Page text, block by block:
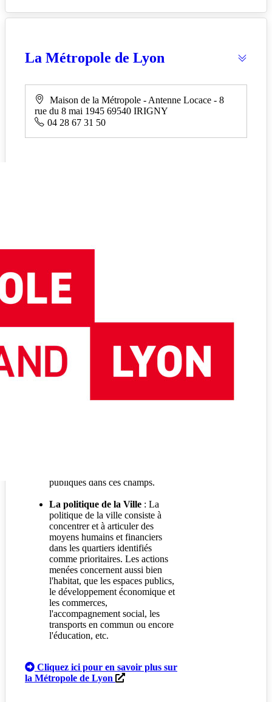
La Métropole de Lyon
Maison de la Métropole - Antenne Locace - 8
rue du 8 mai 1945 69540 IRIGNY
04 28 67 31 50
actions sociales en faveur des
d'une politique définie par le
conseil métropolitain, en
concertation avec les acteurs du
secteur.
Les personnes handicapées
faveur des personnes handicapées
sont une des compétences
essentielles de la Métropole de
publiques dans ces champs.
La politique de la Ville : La
politique de la ville consiste à
concentrer et à articuler des
moyens humains et financiers
dans les quartiers identifiés
comme prioritaires. Les actions
menées concernent aussi bien
l'habitat, que les espaces publics,
le développement économique et
les commerces,
l'accompagnement social, les
transports en commun ou encore
l'éducation, etc.
Cliquez ici pour en savoir plus sur
la Métropole de Lyon